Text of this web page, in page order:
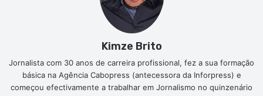
Kimze Brito
Jornalista com 30 anos de carreira profissional, fez a sua formação
básica na Agência Cabopress (antecessora da Inforpress) e
começou efectivamente a trabalhar em Jornalismo no quinzenário